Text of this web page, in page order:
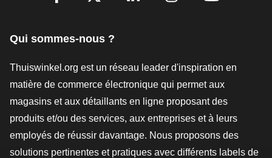
Qui sommes-nous ?
Thuiswinkel.org est un réseau leader d'inspiration en
matière de commerce électronique qui permet aux
magasins et aux détaillants en ligne proposant des
produits et/ou des services, aux entreprises et à leurs
employés de réussir davantage. Nous proposons des
solutions pertinentes et pratiques avec différents labels de